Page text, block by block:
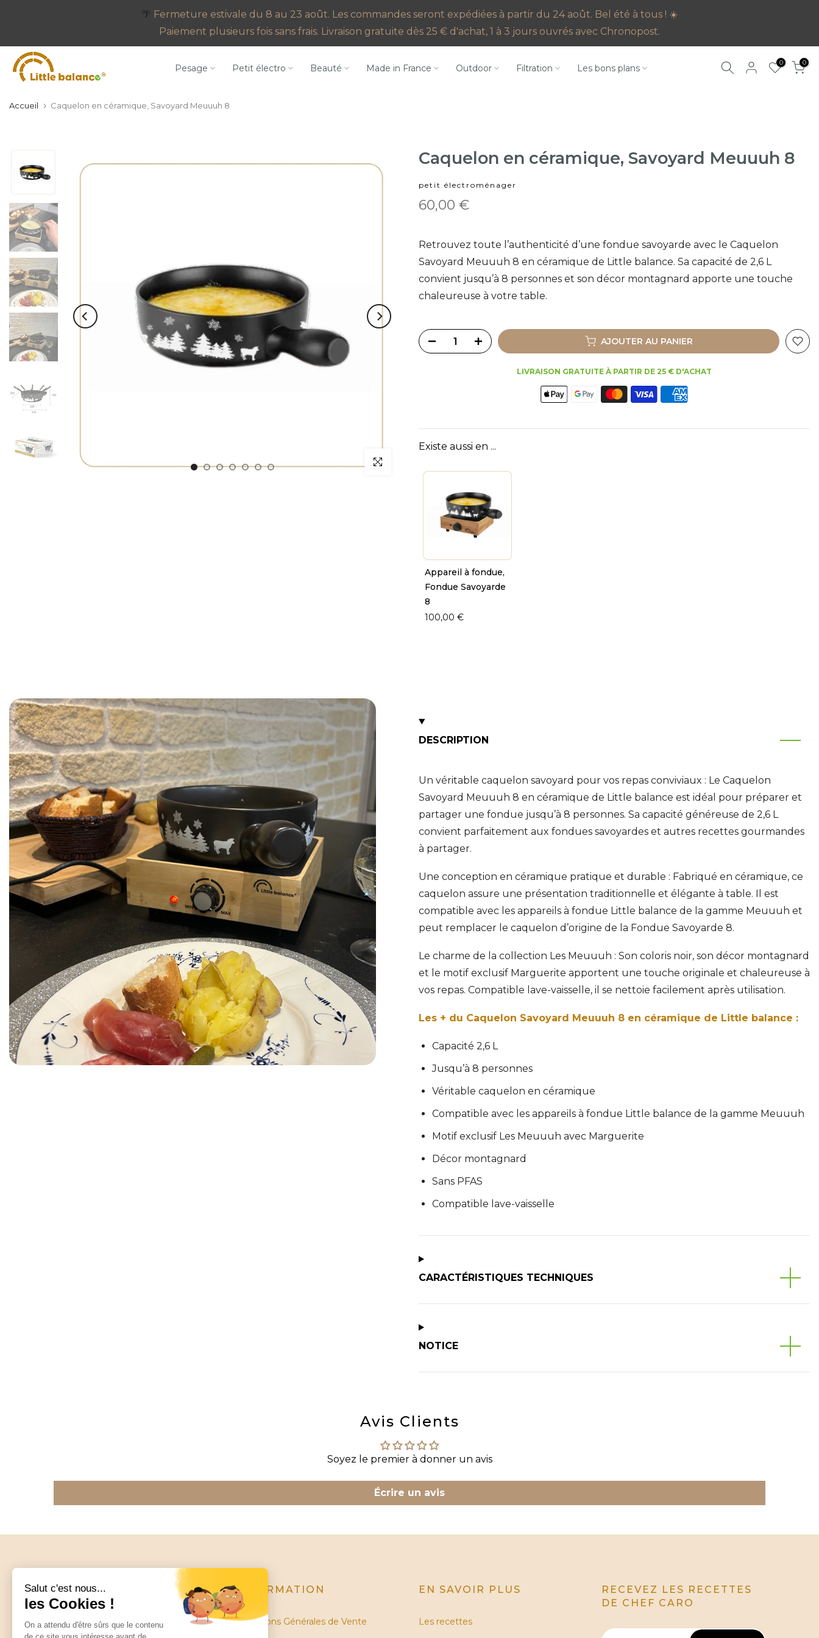
contenu
🌴 Fermeture estivale du 8 au 23 août. Les commandes seront expédiées à partir du 24 août. Bel été à tous ! ☀️
Paiement plusieurs fois sans frais. Livraison gratuite dès 25 € d'achat, 1 à 3 jours ouvrés avec Chronopost.
Pesage Petit électro Beauté Made in France Outdoor Filtration Les bons plans 0 0
Accueil Caquelon en céramique, Savoyard Meuuuh 8
Caquelon en céramique, Savoyard Meuuuh 8
petit électroménager
60,00 €
Retrouvez toute l’authenticité d’une fondue savoyarde avec le Caquelon
Savoyard Meuuuh 8 en céramique de Little balance. Sa capacité de 2,6 L
convient jusqu’à 8 personnes et son décor montagnard apporte une touche
chaleureuse à votre table.
AJOUTER AU PANIER
LIVRAISON GRATUITE À PARTIR DE 25 € D'ACHAT
Existe aussi en ...
Appareil à fondue,
Fondue Savoyarde
8
100,00 €
DESCRIPTION
Un véritable caquelon savoyard pour vos repas conviviaux : Le Caquelon
Savoyard Meuuuh 8 en céramique de Little balance est idéal pour préparer et
partager une fondue jusqu’à 8 personnes. Sa capacité généreuse de 2,6 L
convient parfaitement aux fondues savoyardes et autres recettes gourmandes
à partager.
Une conception en céramique pratique et durable : Fabriqué en céramique, ce
caquelon assure une présentation traditionnelle et élégante à table. Il est
compatible avec les appareils à fondue Little balance de la gamme Meuuuh et
peut remplacer le caquelon d’origine de la Fondue Savoyarde 8.
Le charme de la collection Les Meuuuh : Son coloris noir, son décor montagnard
et le motif exclusif Marguerite apportent une touche originale et chaleureuse à
vos repas. Compatible lave-vaisselle, il se nettoie facilement après utilisation.
Les + du Caquelon Savoyard Meuuuh 8 en céramique de Little balance :
Capacité 2,6 L
Jusqu’à 8 personnes
Véritable caquelon en céramique
Compatible avec les appareils à fondue Little balance de la gamme Meuuuh
Motif exclusif Les Meuuuh avec Marguerite
Décor montagnard
Sans PFAS
Compatible lave-vaisselle
CARACTÉRISTIQUES TECHNIQUES
NOTICE
Avis Clients
Soyez le premier à donner un avis
Écrire un avis
INFORMATION
Conditions Générales de Vente
EN SAVOIR PLUS
Les recettes
RECEVEZ LES RECETTES
DE CHEF CARO